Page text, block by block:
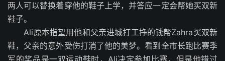
两人可以替换着穿他的鞋子上学，并答应一定会帮她买双新
鞋子。
Ali原本指望用他和父亲进城打工挣的钱帮Zahra买双新
鞋，父亲的意外受伤打消了他的美梦。看到全市长跑比赛季